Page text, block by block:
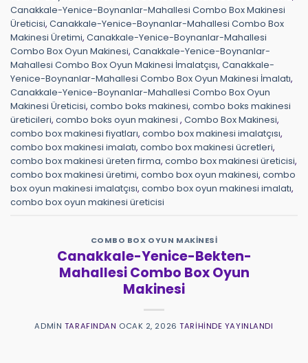
Canakkale-Yenice-Boynanlar-Mahallesi Combo Box Makinesi
Üreticisi, Canakkale-Yenice-Boynanlar-Mahallesi Combo Box
Makinesi Üretimi, Canakkale-Yenice-Boynanlar-Mahallesi
Combo Box Oyun Makinesi, Canakkale-Yenice-Boynanlar-
Mahallesi Combo Box Oyun Makinesi İmalatçısı, Canakkale-
Yenice-Boynanlar-Mahallesi Combo Box Oyun Makinesi İmalatı,
Canakkale-Yenice-Boynanlar-Mahallesi Combo Box Oyun
Makinesi Üreticisi, combo boks makinesi, combo boks makinesi
üreticileri, combo boks oyun makinesi , Combo Box Makinesi,
combo box makinesi fiyatları, combo box makinesi imalatçısı,
combo box makinesi imalatı, combo box makinesi ücretleri,
combo box makinesi üreten firma, combo box makinesi üreticisi,
combo box makinesi üretimi, combo box oyun makinesi, combo
box oyun makinesi imalatçısı, combo box oyun makinesi imalatı,
combo box oyun makinesi üreticisi
COMBO BOX OYUN MAKINESI
Canakkale-Yenice-Bekten-
Mahallesi Combo Box Oyun
Makinesi
ADMIN TARAFINDAN OCAK 2, 2026 TARIHINDE YAYINLANDI